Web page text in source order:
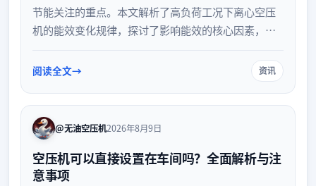
节能关注的重点。本文解析了高负荷工况下离心空压
机的能效变化规律，探讨了影响能效的核心因素，并
运行经济性。
阅读全文 资讯
@无油空压机2026年8月9日
空压机可以直接设置在车间吗？全面解析与注
意事项